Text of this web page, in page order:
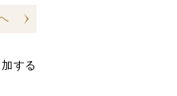
する